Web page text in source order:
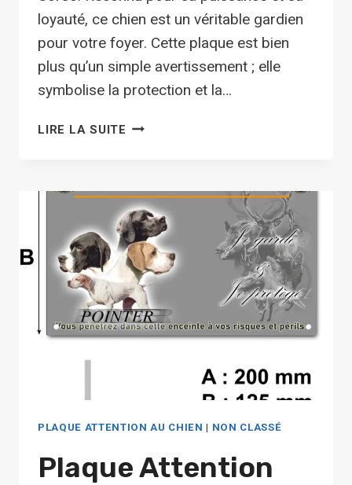
loyauté, ce chien est un véritable gardien
pour votre foyer. Cette plaque est bien
plus qu’un simple avertissement ; elle
symbolise la protection et la…
LIRE LA SUITE PLAQUE
POINTER
ANGLAIS
PLAQUE ATTENTION AU CHIEN | NON CLASSÉ
Plaque Attention